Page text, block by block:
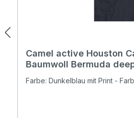
Camel active Houston
Baumwoll Bermuda
Farbe: Dunkelblau mit Print -